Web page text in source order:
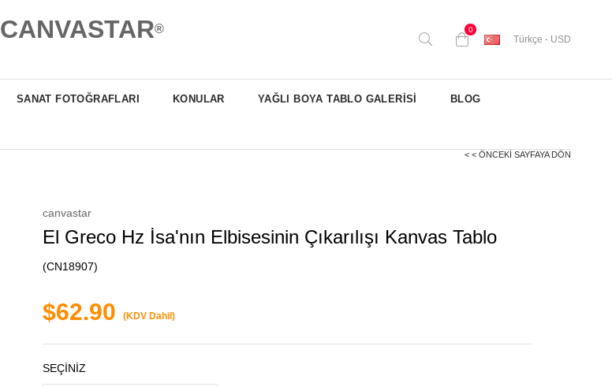
CANVASTAR® 0
Türkçe - USD
SANAT FOTOĞRAFLARI KONULAR YAĞLI BOYA TABLO GALERİSİ BLOG
< < ÖNCEKI SAYFAYA DÖN
canvastar
El Greco Hz İsa'nın Elbisesinin Çıkarılışı Kanvas Tablo
(CN18907)
$62.90 (KDV Dahil)
SEÇİNİZ